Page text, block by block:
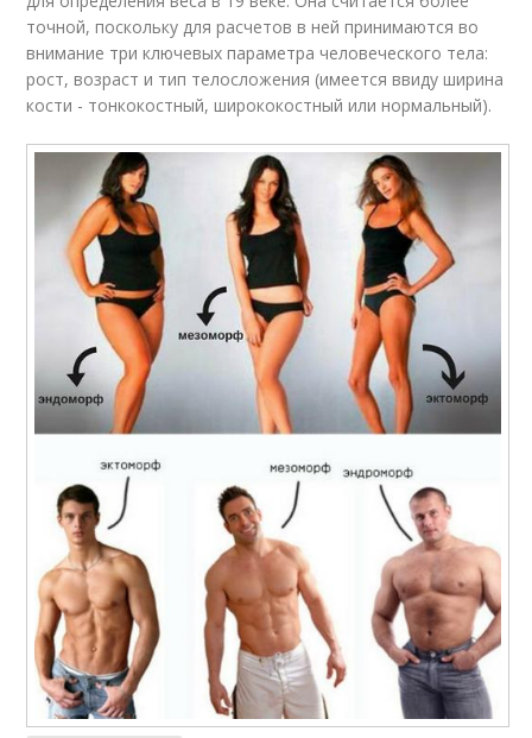
точной, поскольку для расчетов в ней принимаются во
внимание три ключевых параметра человеческого тела:
рост, возраст и тип телосложения (имеется ввиду ширина
кости - тонкокостный, ширококостный или нормальный).